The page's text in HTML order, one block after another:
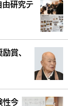
研究テ
賞、
性今